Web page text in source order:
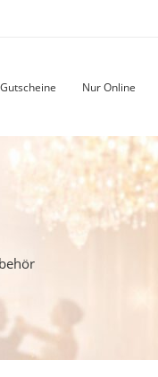
Gutscheine Nur Online